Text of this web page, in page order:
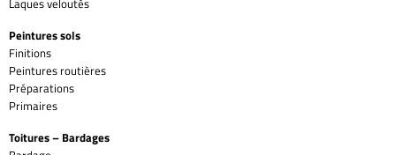
Peintures sols
Finitions
Peintures routières
Préparations
Primaires
Toitures – Bardages